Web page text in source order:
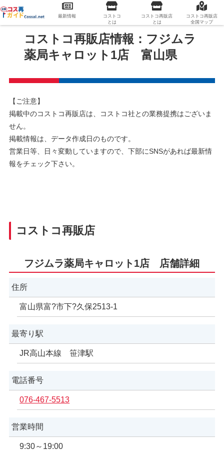
コストコ再販店情報：フジムラ
薬局キャロット1店 富山県
【ご注意】
掲載中のコストコ再販店は、コストコ社との業務提携はございま
せん。
掲載情報は、データ作成日のものです。
営業日等、日々変動していますので、下部にSNSがあれば最新情
報をチェック下さい。
コストコ再販店
フジムラ薬局キャロット1店 店舗詳細
住所
富山県富?市下?久保2513-1
最寄り駅
JR高山本線 笹津駅
電話番号
076-467-5513
営業時間
9:30～19:00
最新情報
コストコ
とは
コストコ再販店
とは
コストコ再販店
全国マップ